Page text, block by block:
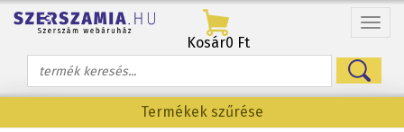
Menü
Kosár0 Ft
Termékek szűrése